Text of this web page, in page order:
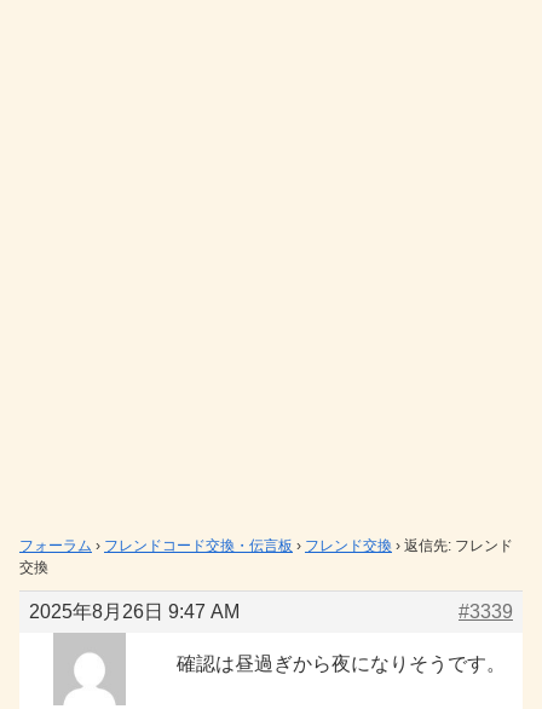
フォーラム › フレンドコード交換・伝言板 › フレンド交換 › 返信先: フレンド
交換
2025年8月26日 9:47 AM #3339
確認は昼過ぎから夜になりそうです。